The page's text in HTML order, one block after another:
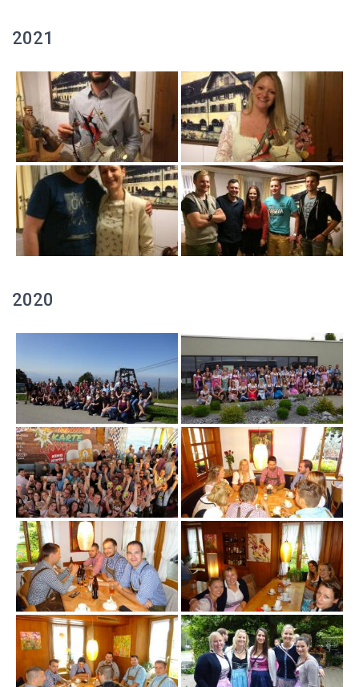
2021
2020